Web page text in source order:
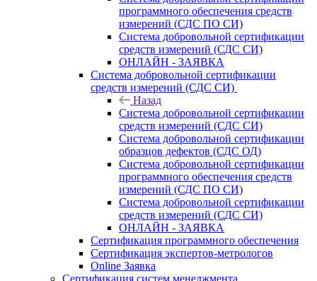
программного обеспечения средств
измерений (СДС ПО СИ)
Система добровольной сертификации
средств измерений (СДС СИ)
ОНЛАЙН - ЗАЯВКА
Система добровольной сертификации
средств измерений (СДС СИ)
Назад
Система добровольной сертификации
средств измерений (СДС СИ)
Система добровольной сертификации
образцов дефектов (СДС ОД)
Система добровольной сертификации
программного обеспечения средств
измерений (СДС ПО СИ)
Система добровольной сертификации
средств измерений (СДС СИ)
ОНЛАЙН - ЗАЯВКА
Сертификация программного обеспечения
Сертификация экспертов-метрологов
Online Заявка
Сертификация систем менеджмента